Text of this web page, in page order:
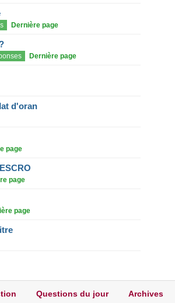
Dernière page
Dernière page
d'oran
page
page
page
Questions du jour Archives